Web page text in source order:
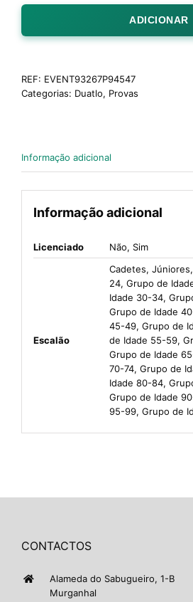
ADICIONAR
REF: EVENT93267P94547
Categorias: Duatlo, Provas
Informação adicional
Informação adicional
Licenciado Não, Sim
Escalão
Cadetes,
24, Grupo de
Idade 30-34,
Grupo de Idade
45-49, Grupo de
de Idade 55-59,
Grupo de Idade
70-74, Grupo de
Idade 80-84,
Grupo de Idade
95-99, Grupo de
CONTACTOS
Alameda do Sabugueiro, 1-B
Murganhal